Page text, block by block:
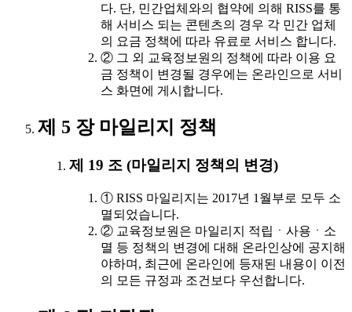
다. 단, 민간업체와의 협약에 의해 RISS를 통
해 서비스 되는 콘텐츠의 경우 각 민간 업체
의 요금 정책에 따라 유료로 서비스 합니다.
② 그 외 교육정보원의 정책에 따라 이용 요
금 정책이 변경될 경우에는 온라인으로 서비
스 화면에 게시합니다.
제 5 장 마일리지 정책
제 19 조 (마일리지 정책의 변경)
① RISS 마일리지는 2017년 1월부로 모두 소
멸되었습니다.
② 교육정보원은 마일리지 적립ㆍ사용ㆍ소
멸 등 정책의 변경에 대해 온라인상에 공지해
야하며, 최근에 온라인에 등재된 내용이 이전
의 모든 규정과 조건보다 우선합니다.